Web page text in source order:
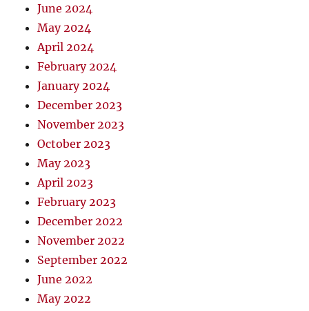
June 2024
May 2024
April 2024
February 2024
January 2024
December 2023
November 2023
October 2023
May 2023
April 2023
February 2023
December 2022
November 2022
September 2022
June 2022
May 2022